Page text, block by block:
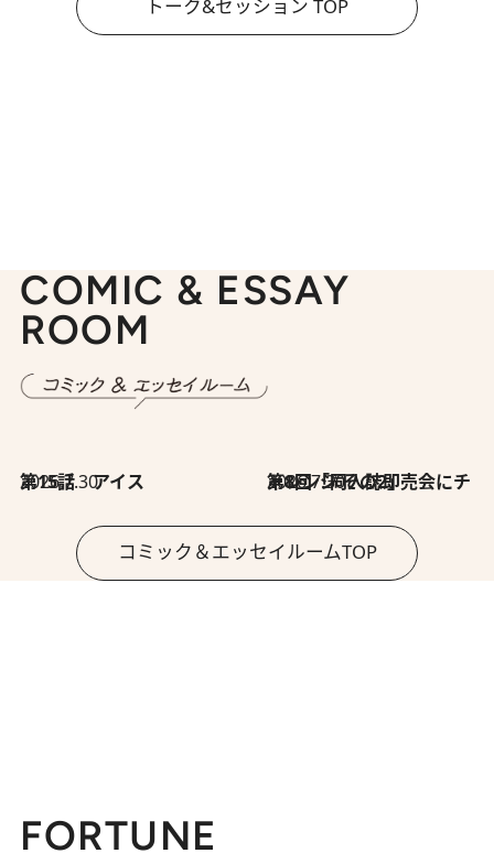
トーク&セッション TOP
COMIC & ESSAY
ROOM
2026.7.30
第15話 アイス 2026.7.30
第8回「同人誌即売会にチャレンジ その2」
コミック＆エッセイルームTOP
FORTUNE